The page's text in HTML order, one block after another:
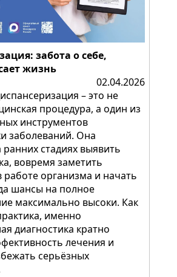
забота о себе,
жизнь
02.04.2026
– это не
процедура, а один из
инструментов
заболеваний. Она
ранних стадиях выявить
вовремя заметить
работе организма и начать
шансы на полное
максимально высоки. Как
именно
диагностика кратно
лечения и
серьёзных